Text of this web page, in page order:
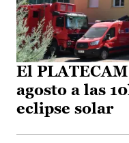
El
agosto a las
eclipse solar